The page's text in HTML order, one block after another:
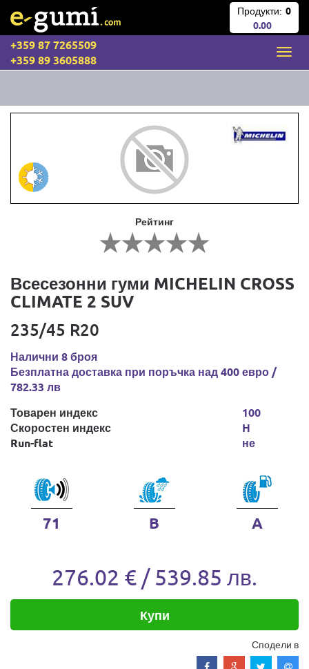
Продукти: 0
0.00
+359 87 7265509
+359 89 3605888
Рейтинг
Всесезонни гуми MICHELIN CROSS
CLIMATE 2 SUV
235/45 R20
Налични 8 броя
Безплатна доставка при поръчка над 400 евро /
782.33 лв
Товарен индекс
Скоростен индекс
Run-flat
100
H
не
71 B A
276.02 € / 539.85 лв.
Купи
Сподели в